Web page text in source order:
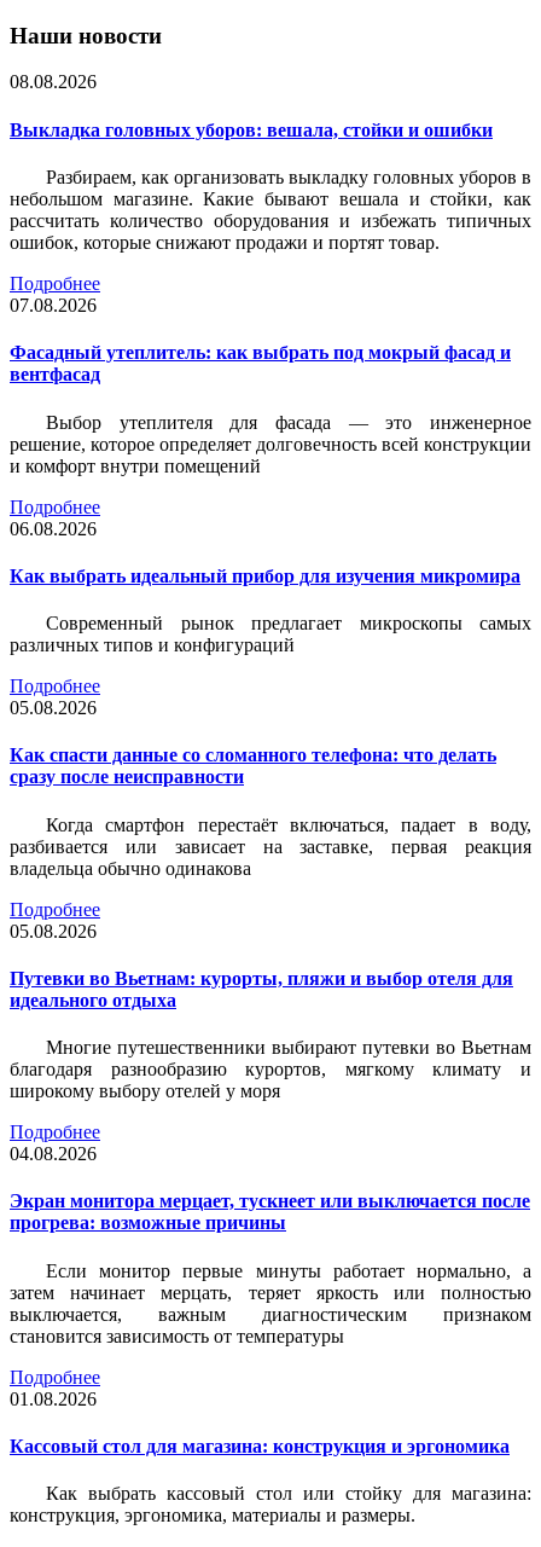
Наши новости
08.08.2026
Выкладка головных уборов: вешала, стойки и ошибки
Разбираем, как организовать выкладку головных уборов в
небольшом магазине. Какие бывают вешала и стойки, как
рассчитать количество оборудования и избежать типичных
ошибок, которые снижают продажи и портят товар.
Подробнее
07.08.2026
Фасадный утеплитель: как выбрать под мокрый фасад и
вентфасад
Выбор утеплителя для фасада — это инженерное
решение, которое определяет долговечность всей конструкции
и комфорт внутри помещений
Подробнее
06.08.2026
Как выбрать идеальный прибор для изучения микромира
Современный рынок предлагает микроскопы самых
различных типов и конфигураций
Подробнее
05.08.2026
Как спасти данные со сломанного телефона: что делать
сразу после неисправности
Когда смартфон перестаёт включаться, падает в воду,
разбивается или зависает на заставке, первая реакция
владельца обычно одинакова
Подробнее
05.08.2026
Путевки во Вьетнам: курорты, пляжи и выбор отеля для
идеального отдыха
Многие путешественники выбирают путевки во Вьетнам
благодаря разнообразию курортов, мягкому климату и
широкому выбору отелей у моря
Подробнее
04.08.2026
Экран монитора мерцает, тускнеет или выключается после
прогрева: возможные причины
Если монитор первые минуты работает нормально, а
затем начинает мерцать, теряет яркость или полностью
выключается, важным диагностическим признаком
становится зависимость от температуры
Подробнее
01.08.2026
Кассовый стол для магазина: конструкция и эргономика
Как выбрать кассовый стол или стойку для магазина:
конструкция, эргономика, материалы и размеры.